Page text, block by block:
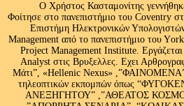
Ο Χρήστος Κασταμονίτης
Φοίτησε στο πανεπιστήμιο του Coventry
Επιστήμη Ηλεκτρονικών
Management από το πανεπιστήμιο του
Project Management Institute.
Analyst στις Βρυξελλες. Εχει
Μάτι”, «Hellenic Nexus» ,”ΦΑΙΝΟΜΕΝΑ”.
τηλεοπτικών εκπομπών όπως
ΑΝΕΞΗΓΗΤΟΥ” ,”ΑΘΕΑΤΟΣ